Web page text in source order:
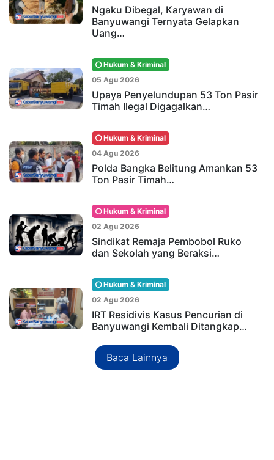
Ngaku Dibegal, Karyawan di
Banyuwangi Ternyata Gelapkan
Uang…
Hukum & Kriminal
05 Agu 2026
Upaya Penyelundupan 53 Ton Pasir
Timah Ilegal Digagalkan…
Hukum & Kriminal
04 Agu 2026
Polda Bangka Belitung Amankan 53
Ton Pasir Timah…
Hukum & Kriminal
02 Agu 2026
Sindikat Remaja Pembobol Ruko
dan Sekolah yang Beraksi…
Hukum & Kriminal
02 Agu 2026
IRT Residivis Kasus Pencurian di
Banyuwangi Kembali Ditangkap…
Baca Lainnya